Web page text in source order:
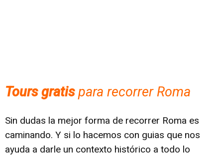
Tours gratispara recorrer Roma
Sin dudas la mejor forma de recorrer Roma es
caminando. Y si lo hacemos con guias que nos
ayuda a darle un contexto histórico a todo lo